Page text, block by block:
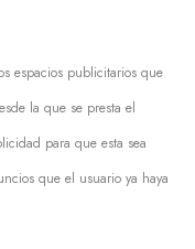
espacios publicitarios que
la que se presta el
para que esta sea
que el usuario ya haya